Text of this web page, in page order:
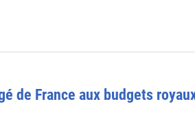
France aux budgets